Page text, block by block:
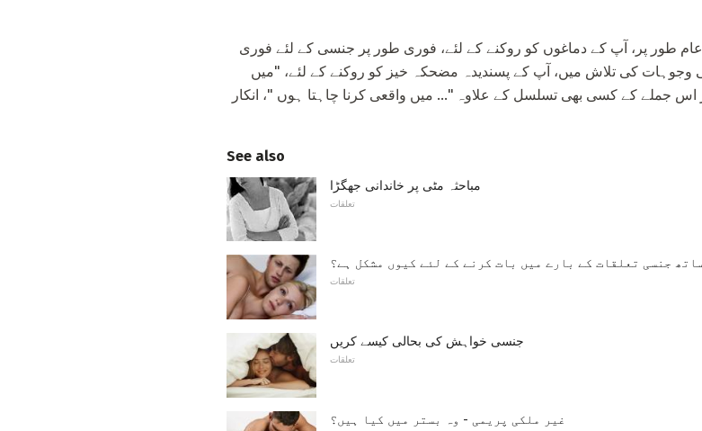
طور پر، آپ کے دماغوں کو روکنے کے لئے، فوری طور پر جنسی کے لئے فوری
وجوہات کی تلاش میں، آپ کے پسندیدہ مضحکہ خیز کو روکنے کے لئے، "میں
اس جملے کے کسی بھی تسلسل کے علاوہ "... میں واقعی کرنا چاہتا ہوں "، انکار
See also
مباحثہ مٹی پر خاندانی جھگڑا
تعلقات
جنسی تعلقات کے بارے میں بات کرنے کے لئے کیوں مشکل ہے؟
تعلقات
جنسی خواہش کی بحالی کیسے کریں
تعلقات
غیر ملکی پریمی - وہ بستر میں کیا ہیں؟